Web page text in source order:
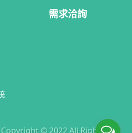
需求洽詢
Copyright © 2022 All Rights